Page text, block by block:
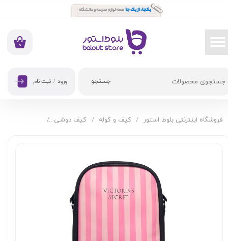
جستجو
۰
ورود / ثبت نام
حساب کاربری من
تغییر گذر واژه
فروشگاه اینترنتی بلوط استور کیف و کوله کیف دوشی